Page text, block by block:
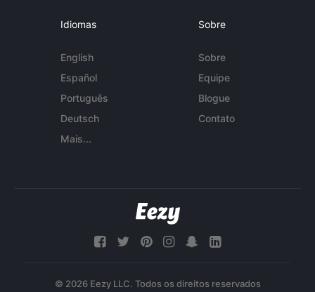
Idiomas
English
Español
Português
Deutsch
Mais...
Sobre
Sobre
Equipe
Blogue
Contato
© 2026 Eezy LLC. Todos os direitos reservados